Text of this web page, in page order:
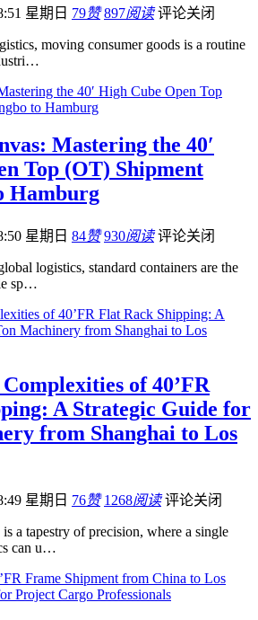
星期日 79赞 897阅读 评论关闭
moving consumer goods is a routine
Mastering the 40′
Top (OT) Shipment
Hamburg
星期日 84赞 930阅读 评论关闭
logistics, standard containers are the
sp…
of 40’FR
A Strategic Guide for
from Shanghai to Los
星期日 76赞 1268阅读 评论关闭
a tapestry of precision, where a single
can u…